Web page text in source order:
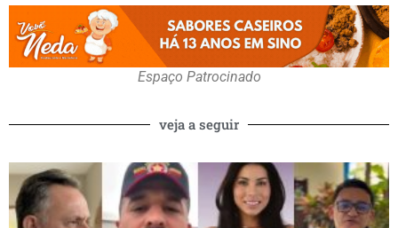
Espaço Patrocinado
veja a seguir